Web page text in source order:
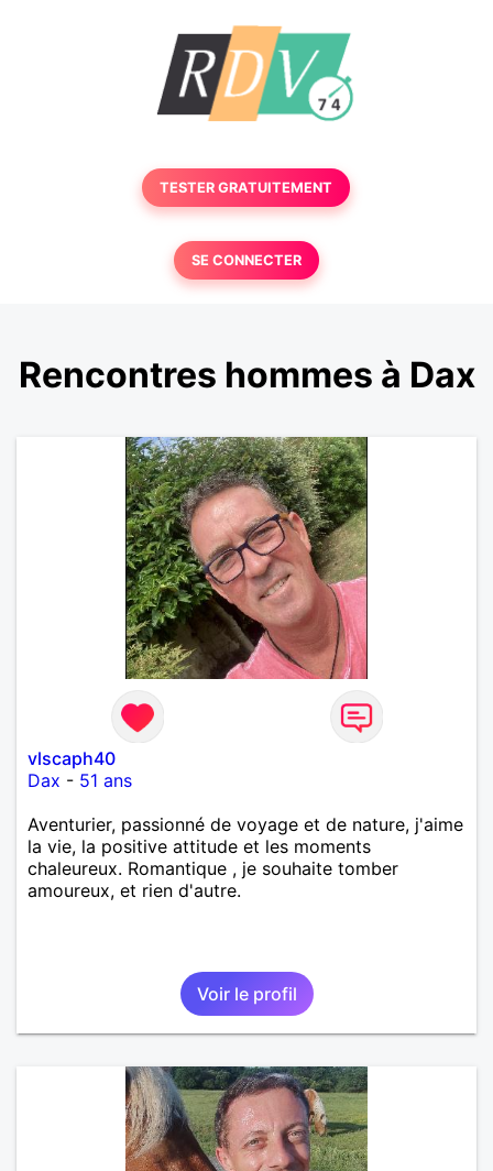
TESTER GRATUITEMENT
SE CONNECTER
Rencontres hommes à Dax
vlscaph40
Dax - 51 ans
Aventurier, passionné de voyage et de nature, j'aime
la vie, la positive attitude et les moments
chaleureux. Romantique , je souhaite tomber
amoureux, et rien d'autre.
Voir le profil